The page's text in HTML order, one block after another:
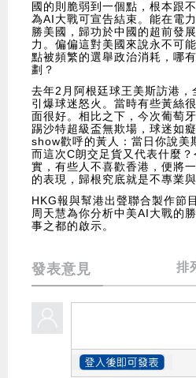
國的則脆弱到一個點，根本跟
為AI大戰可宣告結束。能在電
勝美國，歸功於中國的超前發
力。偏偏這對美國來說永不可
點被頻繁的選舉政治消耗，哪
劃？
去年2月阿根廷球王美斯訪港，
引爆球迷怒火。當時有些黃絲
面很好。相比之下，今次葡萄
踢沙特超級盃無欺場，球迷如
show歡呼的黃人：當日你說美
而這次C朗交足貨又代表什麼
實，有些人不喜歡香港，便將
的表現，歸根究底就是不專業
HKG報與幫港出聲聯合製作節
周天慧為你分析中美AI大戰的
事之都的啟示。
發表意見 排